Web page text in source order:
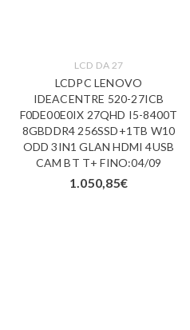
LCD DA 27
LCDPC LENOVO
IDEACENTRE 520-27ICB
F0DE00E0IX 27QHD I5-8400T
8GBDDR4 256SSD+1TB W10
ODD 3IN1 GLAN HDMI 4USB
CAM BT T+ FINO:04/09
1.050,85€